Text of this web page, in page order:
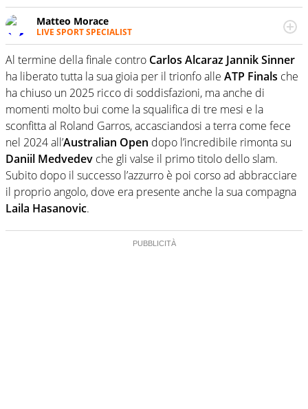
Matteo Morace
LIVE SPORT SPECIALIST
La multimedialità quale approccio personale e
professionale. Ama raccontare lo sport focalizzando ogni
attenzione sul tempo reale: la verità della dirette non
sono opinioni ma fatti
Al termine della finale contro Carlos Alcaraz Jannik Sinner
ha liberato tutta la sua gioia per il trionfo alle ATP Finals che
ha chiuso un 2025 ricco di soddisfazioni, ma anche di
momenti molto bui come la squalifica di tre mesi e la
sconfitta al Roland Garros, accasciandosi a terra come fece
nel 2024 all’Australian Open dopo l’incredibile rimonta su
Daniil Medvedev che gli valse il primo titolo dello slam.
Subito dopo il successo l’azzurro è poi corso ad abbracciare
il proprio angolo, dove era presente anche la sua compagna
Laila Hasanovic.